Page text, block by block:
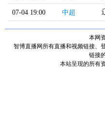
07-04 19:00 中超
本网
智博直播网所有直播和视频链接、
链接
本站呈现的所有